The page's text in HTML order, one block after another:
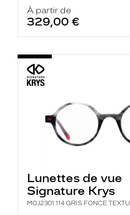
À partir de
329,00 €
Lunettes de vue
Signature Krys
MOJ2301 114 GRIS FONCE TEXTU